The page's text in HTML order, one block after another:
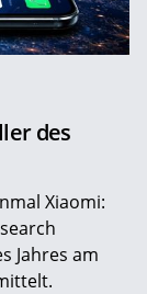
des
Xiaomi:
Jahres am